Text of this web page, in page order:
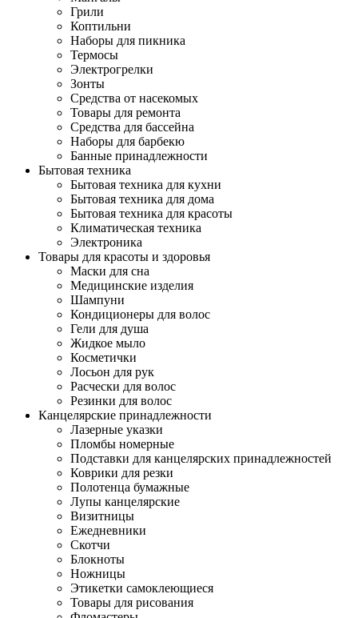
Грили
Коптильни
Наборы для пикника
Термосы
Электрогрелки
Зонты
Средства от насекомых
Товары для ремонта
Средства для бассейна
Наборы для барбекю
Банные принадлежности
Бытовая техника
Бытовая техника для кухни
Бытовая техника для дома
Бытовая техника для красоты
Климатическая техника
Электроника
Товары для красоты и здоровья
Маски для сна
Медицинские изделия
Шампуни
Кондиционеры для волос
Гели для душа
Жидкое мыло
Косметички
Лосьон для рук
Расчески для волос
Резинки для волос
Канцелярские принадлежности
Лазерные указки
Пломбы номерные
Подставки для канцелярских принадлежностей
Коврики для резки
Полотенца бумажные
Лупы канцелярские
Визитницы
Ежедневники
Скотчи
Блокноты
Ножницы
Этикетки самоклеющиеся
Товары для рисования